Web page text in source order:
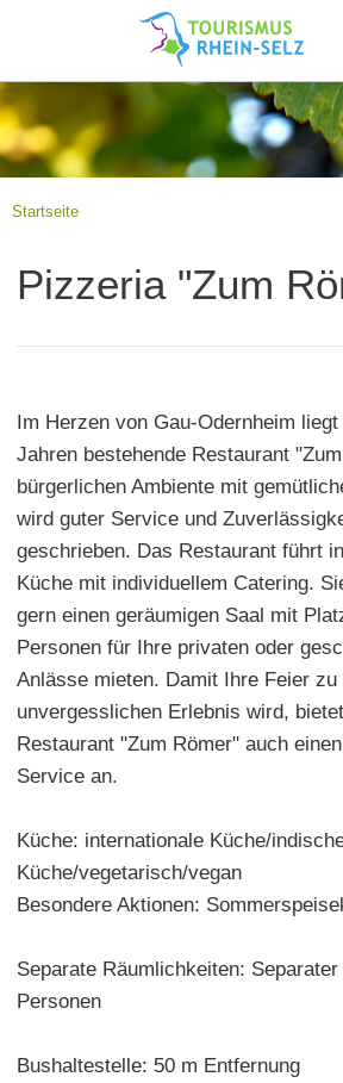
Rhein-Selz
Startseite
Pizzeria "Zum
Im Herzen von Gau-Odernheim
Jahren bestehende Restaurant
bürgerlichen Ambiente mit
wird guter Service und
geschrieben. Das Restaurant führt
Küche mit individuellem Catering.
gern einen geräumigen Saal mit
Personen für Ihre privaten oder
Anlässe mieten. Damit Ihre Feier zu
unvergesslichen Erlebnis wird,
Restaurant "Zum Römer" auch
Service an.
Küche: internationale Küche/
Küche/vegetarisch/vegan
Besondere Aktionen:
Separate Räumlichkeiten:
Personen
Bushaltestelle: 50 m Entfernung